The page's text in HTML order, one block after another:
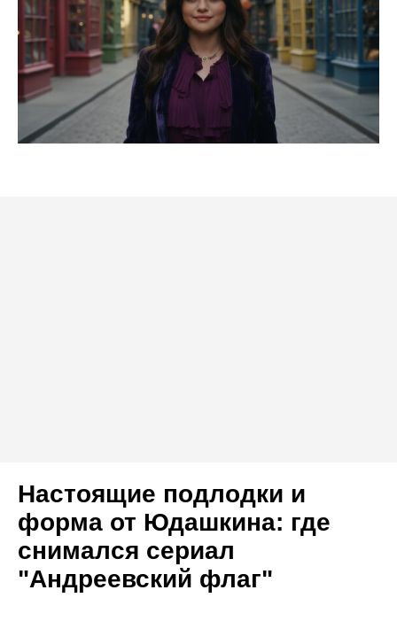
Настоящие подлодки и
форма от Юдашкина: где
снимался сериал
"Андреевский флаг"